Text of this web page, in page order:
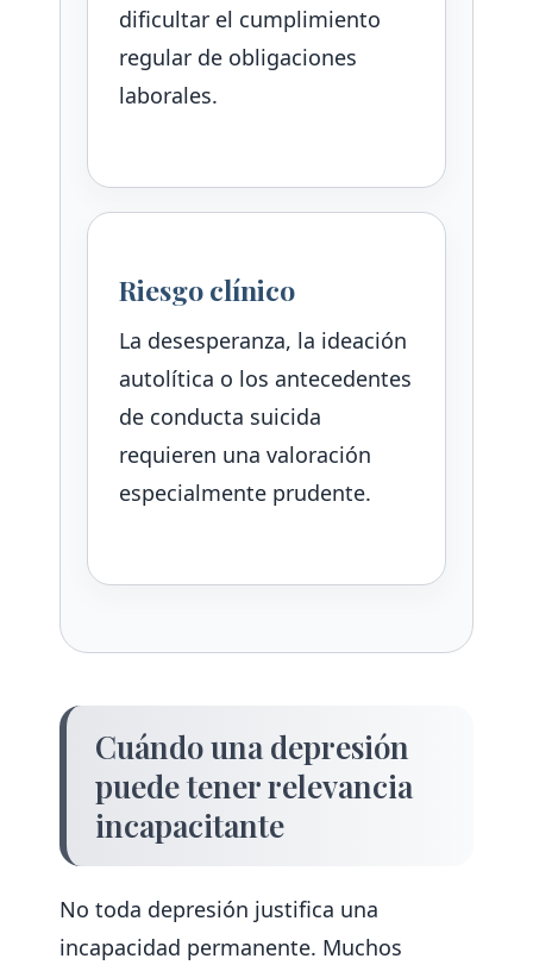
dificultar el cumplimiento
regular de obligaciones
laborales.
Riesgo clínico
La desesperanza, la ideación
autolítica o los antecedentes
de conducta suicida
requieren una valoración
especialmente prudente.
Cuándo una depresión
puede tener relevancia
incapacitante
No toda depresión justifica una
incapacidad permanente. Muchos